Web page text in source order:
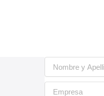
Nombre
Apellidos
Empresa